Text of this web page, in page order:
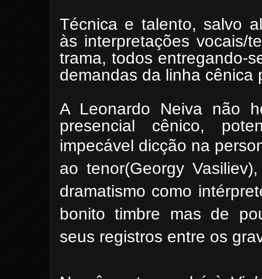
Técnica e talento, salvo
às interpretações vocais/
trama, todos entregando-
demandas da linha cênica
A Leonardo Neiva não
presencial cênico,
impecável dicção na
ao tenor(Georgy
dramatismo como
bonito timbre mas de
seus registros entre os